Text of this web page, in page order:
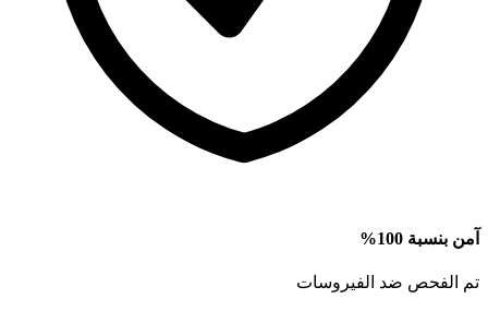
آمن بنسبة 100%
تم الفحص ضد الفيروسات